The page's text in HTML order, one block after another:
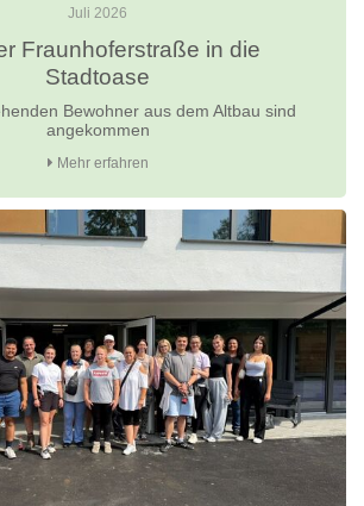
Juli 2026
Fraunhoferstraße in die
Stadtoase
Bewohner aus dem Altbau sind
angekommen
Mehr erfahren